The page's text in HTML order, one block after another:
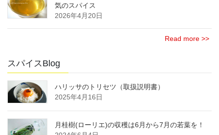
気のスパイス
2026年4月20日
Read more >>
スパイスBlog
ハリッサのトリセツ（取扱説明書）
2025年4月16日
月桂樹(ローリエ)の収穫は6月から7月の若葉を！